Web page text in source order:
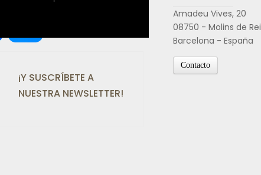
¡Y SUSCRÍBETE A
NUESTRA NEWSLETTER!
Amadeu Vives, 20
08750 - Molins de Rei
Barcelona - España
Contacto